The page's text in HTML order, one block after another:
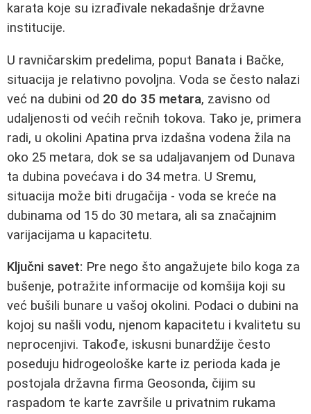
karata koje su izrađivale nekadašnje državne
institucije.
U ravničarskim predelima, poput Banata i Bačke,
situacija je relativno povoljna. Voda se često nalazi
već na dubini od 20 do 35 metara, zavisno od
udaljenosti od većih rečnih tokova. Tako je, primera
radi, u okolini Apatina prva izdašna vodena žila na
oko 25 metara, dok se sa udaljavanjem od Dunava
ta dubina povećava i do 34 metra. U Sremu,
situacija može biti drugačija - voda se kreće na
dubinama od 15 do 30 metara, ali sa značajnim
varijacijama u kapacitetu.
Ključni savet: Pre nego što angažujete bilo koga za
bušenje, potražite informacije od komšija koji su
već bušili bunare u vašoj okolini. Podaci o dubini na
kojoj su našli vodu, njenom kapacitetu i kvalitetu su
neprocenjivi. Takođe, iskusni bunardžije često
poseduju hidrogeološke karte iz perioda kada je
postojala državna firma Geosonda, čijim su
raspadom te karte završile u privatnim rukama